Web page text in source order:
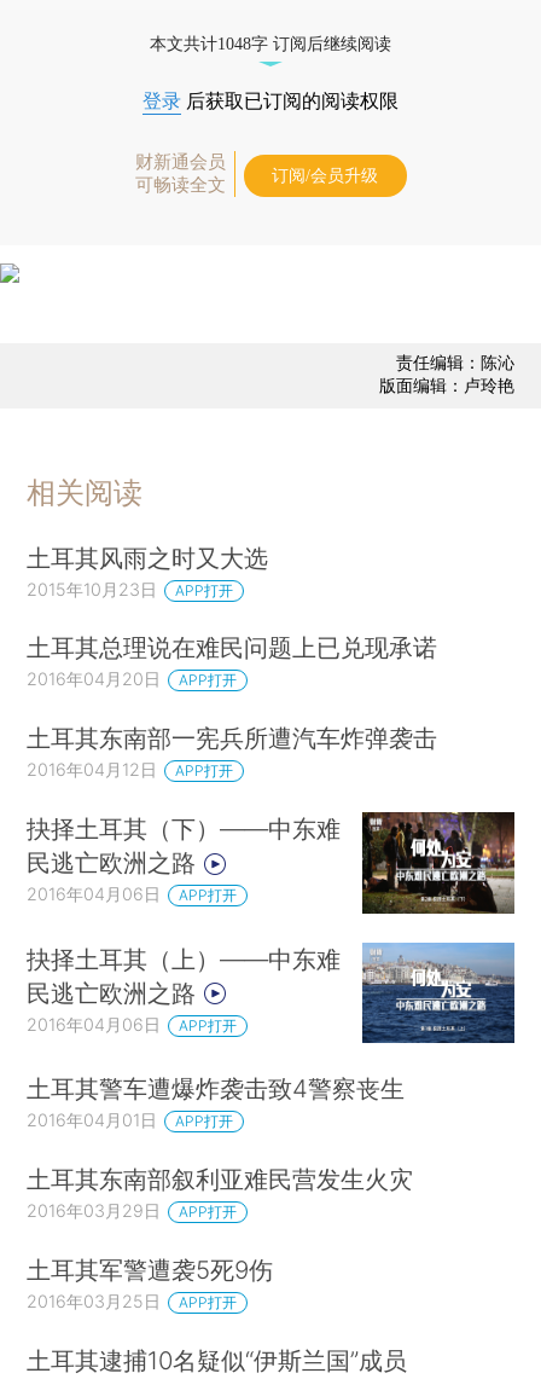
本文共计1048字 订阅后继续阅读
登录 后获取已订阅的阅读权限
财新通会员
可畅读全文
订阅/会员升级
责任编辑：陈沁
版面编辑：卢玲艳
相关阅读
土耳其风雨之时又大选
2015年10月23日 APP打开
土耳其总理说在难民问题上已兑现承诺
2016年04月20日 APP打开
土耳其东南部一宪兵所遭汽车炸弹袭击
2016年04月12日 APP打开
抉择土耳其（下）——中东难
民逃亡欧洲之路
2016年04月06日 APP打开
抉择土耳其（上）——中东难
民逃亡欧洲之路
2016年04月06日 APP打开
土耳其警车遭爆炸袭击致4警察丧生
2016年04月01日 APP打开
土耳其东南部叙利亚难民营发生火灾
2016年03月29日 APP打开
土耳其军警遭袭5死9伤
2016年03月25日 APP打开
土耳其逮捕10名疑似“伊斯兰国”成员